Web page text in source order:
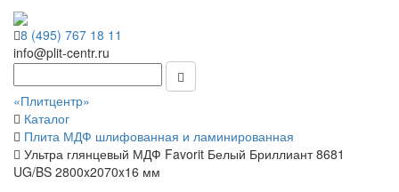
8 (495) 767 18 11
info@plit-centr.ru
«Плитцентр»
Каталог
Плита МДФ шлифованная и ламинированная
Ультра глянцевый МДФ Favorit Белый Бриллиант 8681
UG/BS 2800x2070x16 мм